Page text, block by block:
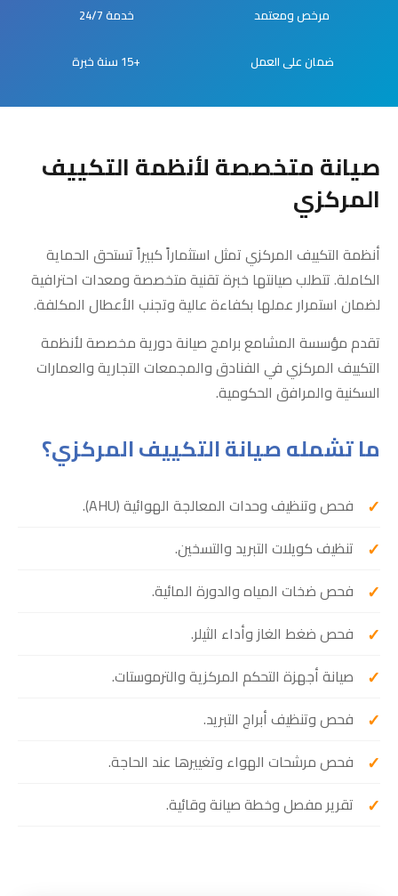
مرخص ومعتمد خدمة 24/7
ضمان على العمل +15 سنة خبرة
صيانة متخصصة لأنظمة التكييف
المركزي
أنظمة التكييف المركزي تمثل استثماراً كبيراً تستحق الحماية
الكاملة. تتطلب صيانتها خبرة تقنية متخصصة ومعدات احترافية
لضمان استمرار عملها بكفاءة عالية وتجنب الأعطال المكلفة.
تقدم مؤسسة المشامع برامج صيانة دورية مخصصة لأنظمة
التكييف المركزي في الفنادق والمجمعات التجارية والعمارات
السكنية والمرافق الحكومية.
ما تشمله صيانة التكييف المركزي؟
فحص وتنظيف وحدات المعالجة الهوائية (AHU).
تنظيف كويلات التبريد والتسخين.
فحص ضخات المياه والدورة المائية.
فحص ضغط الغاز وأداء الثيلر.
صيانة أجهزة التحكم المركزية والترموستات.
فحص وتنظيف أبراج التبريد.
فحص مرشحات الهواء وتغييرها عند الحاجة.
تقرير مفصل وخطة صيانة وقائية.